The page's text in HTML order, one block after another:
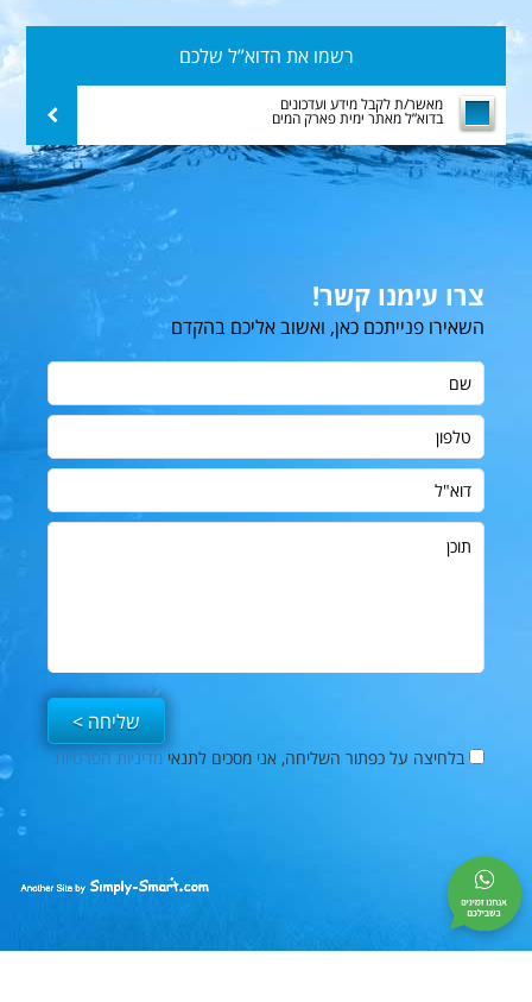
הדוא”ל
שלכם
מאשר/ת לקבל מידע ועדכונים
בדוא”ל מאתר ימית פארק המים
צרו עימנו קשר!
השאירו פנייתכם כאן, ואשוב אליכם בהקדם
שם
טלפון
דוא"ל
תוכן
בלחיצה על כפתור השליחה, אני מסכים לתנאי מדיניות הפרטיות
פייסבוק
Simply-
בניית